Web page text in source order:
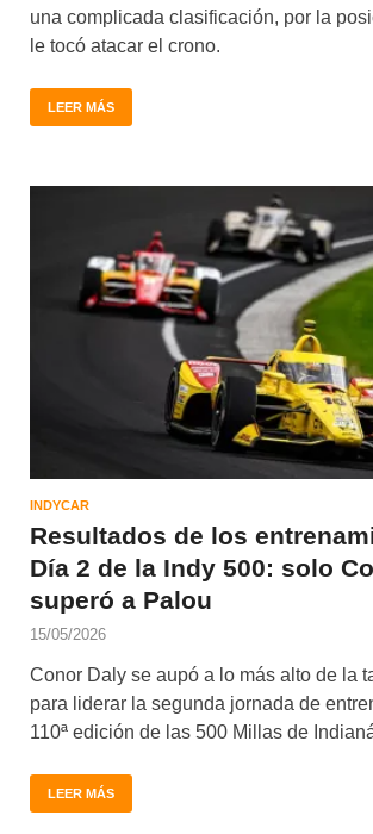
una complicada clasificación, por la
le tocó atacar el crono.
LEER MÁS
INDYCAR
Resultados de los
Día 2 de la Indy 500: solo
superó a Palou
15/05/2026
Conor Daly se aupó a lo más alto de la
para liderar la segunda jornada de
110ª edición de las 500 Millas de
LEER MÁS